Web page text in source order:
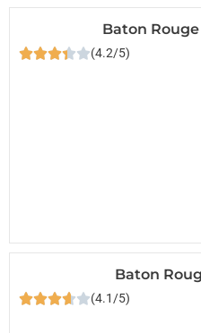
Baton Rouge
(4.2/5)
Baton
(4.1/5)